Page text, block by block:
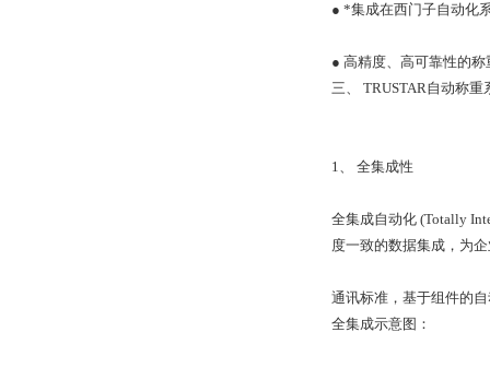
● *集成在西门子自动化
● 高精度、高可靠性的称
三、 TRUSTAR自动称重
1、 全集成性
全集成自动化 (Totally
度一致的数据集成，为
通讯标准，基于组件的
全集成示意图：